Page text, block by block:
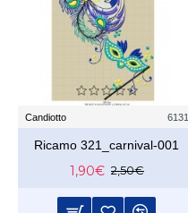
Candiotto 6131
Ricamo 321_carnival-001
1,90€ 2,50€